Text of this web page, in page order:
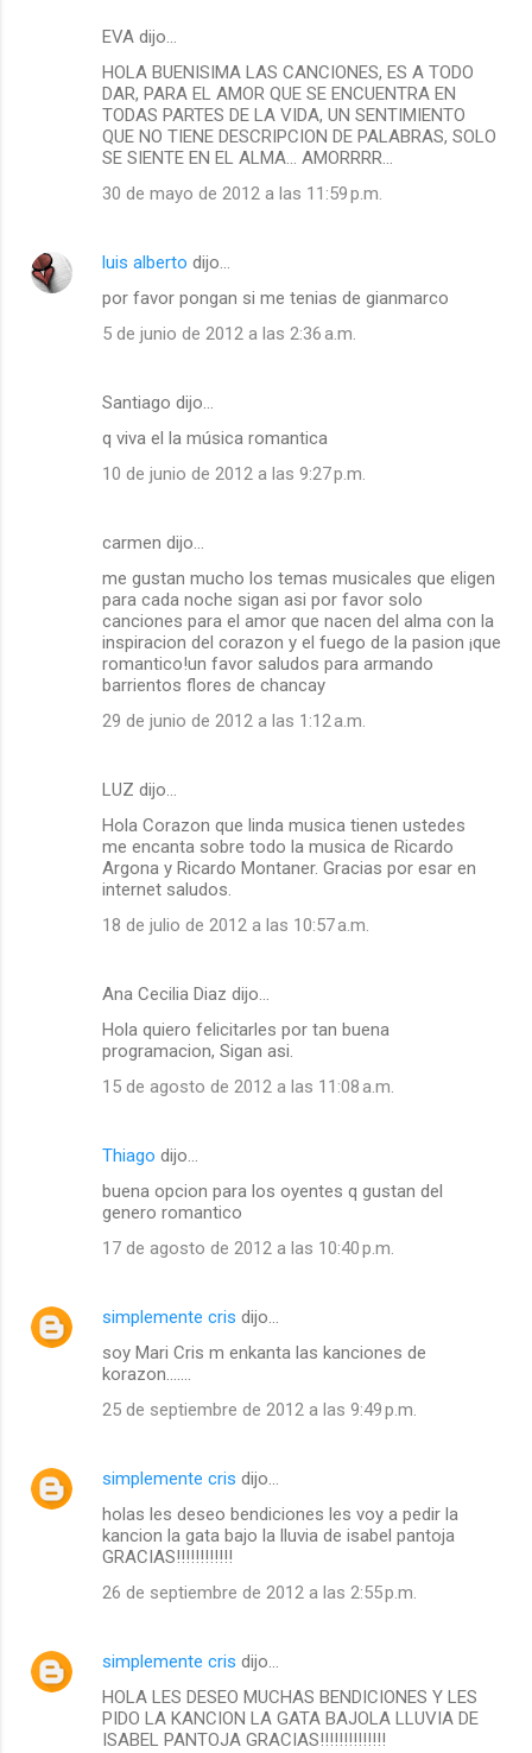
EVA dijo…
HOLA BUENISIMA LAS CANCIONES, ES A TODO
DAR, PARA EL AMOR QUE SE ENCUENTRA EN
TODAS PARTES DE LA VIDA, UN SENTIMIENTO
QUE NO TIENE DESCRIPCION DE PALABRAS, SOLO
SE SIENTE EN EL ALMA... AMORRRR...
30 de mayo de 2012 a las 11:59 p.m.
luis alberto dijo…
por favor pongan si me tenias de gianmarco
5 de junio de 2012 a las 2:36 a.m.
Santiago dijo…
q viva el la música romantica
10 de junio de 2012 a las 9:27 p.m.
carmen dijo…
me gustan mucho los temas musicales que eligen
para cada noche sigan asi por favor solo
canciones para el amor que nacen del alma con la
inspiracion del corazon y el fuego de la pasion ¡que
romantico!un favor saludos para armando
barrientos flores de chancay
29 de junio de 2012 a las 1:12 a.m.
LUZ dijo…
Hola Corazon que linda musica tienen ustedes
me encanta sobre todo la musica de Ricardo
Argona y Ricardo Montaner. Gracias por esar en
internet saludos.
18 de julio de 2012 a las 10:57 a.m.
Ana Cecilia Diaz dijo…
Hola quiero felicitarles por tan buena
programacion, Sigan asi.
15 de agosto de 2012 a las 11:08 a.m.
Thiago dijo…
buena opcion para los oyentes q gustan del
genero romantico
17 de agosto de 2012 a las 10:40 p.m.
simplemente cris dijo…
soy Mari Cris m enkanta las kanciones de
korazon.......
25 de septiembre de 2012 a las 9:49 p.m.
simplemente cris dijo…
holas les deseo bendiciones les voy a pedir la
kancion la gata bajo la lluvia de isabel pantoja
GRACIAS!!!!!!!!!!!!
26 de septiembre de 2012 a las 2:55 p.m.
simplemente cris dijo…
HOLA LES DESEO MUCHAS BENDICIONES Y LES
PIDO LA KANCION LA GATA BAJOLA LLUVIA DE
ISABEL PANTOJA GRACIAS!!!!!!!!!!!!!!